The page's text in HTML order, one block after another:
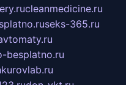
cleanmedicine.ru
seks-365.ru
besplatno.ru